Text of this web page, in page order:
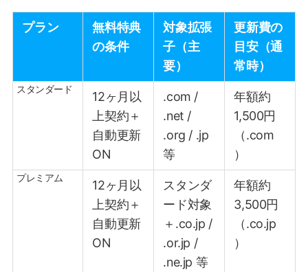
プラン
無料特典
の条件
対象拡張
子（主
要）
更新費の
目安（通
常時）
スタンダード
12ヶ月以
上契約＋
自動更新
ON
.com /
.net /
.org / .jp
等
年額約
1,500円
（.com
）
プレミアム
12ヶ月以
上契約＋
自動更新
ON
スタンダ
ード対象
＋.co.jp /
.or.jp /
.ne.jp 等
年額約
3,500円
（.co.jp
）